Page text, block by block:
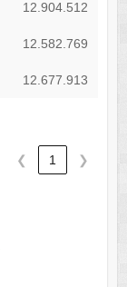
12.904.512
12.582.769
12.677.913
❮ 1 ❯